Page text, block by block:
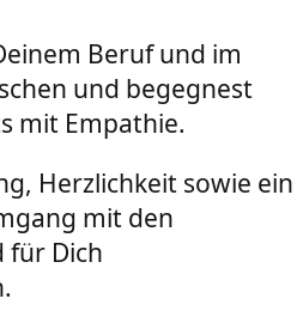
Beruf und im
und begegnest
mit Empathie.
Herzlichkeit sowie ein
mit den
für Dich